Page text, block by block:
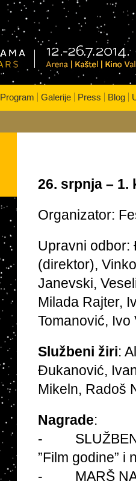
Program Galerije Press Blog
26. srpnja – 1.
Organizator:
Upravni odbor:
(direktor),
Janevski,
Milada Rajter,
Tomanović,
Službeni žiri:
Đukanović,
Mikeln, Radoš
Nagrade:
- SLUŽBENI
”Film godine” i
- MARŠ NA